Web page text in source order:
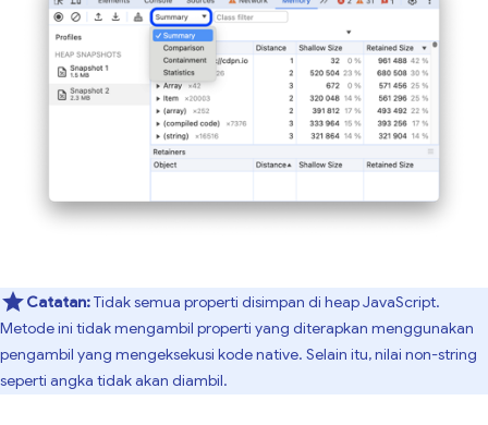
Catatan:Tidak semua properti disimpan di heap JavaScript.
Metode ini tidak mengambil properti yang diterapkan menggunakan
pengambil yang mengeksekusi kode native. Selain itu, nilai non-string
seperti angka tidak akan diambil.